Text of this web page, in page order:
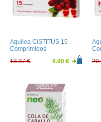
Aquilea CISTITUS 15
Comprimidos
13.37 €
9.90 €